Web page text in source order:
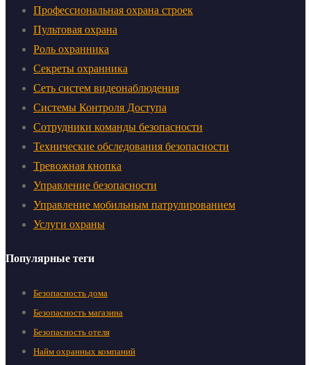
Профессиональная охрана строек
Пультовая охрана
Роль охранника
Секреты охранника
Сеть систем видеонаблюдения
Системы Контроля Доступа
Сотрудники команды безопасности
Технические обследования безопасности
Тревожная кнопка
Управление безопасности
Управление мобильным патрулированием
Услуги охраны
Популярные теги
Безопасность дома
Безопасность магазина
Безопасность отеля
Найм охранных компаний